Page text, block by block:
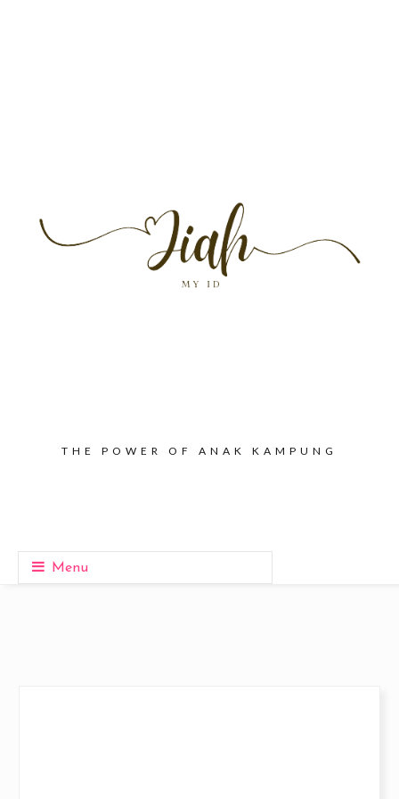
THE POWER OF ANAK KAMPUNG
Menu